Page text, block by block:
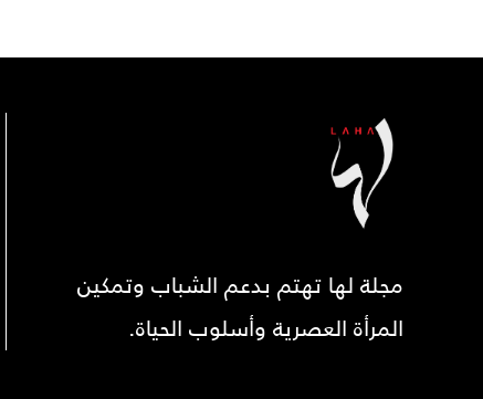
مجلة لها تهتم بدعم الشباب وتمكين
المرأة العصرية وأسلوب الحياة.